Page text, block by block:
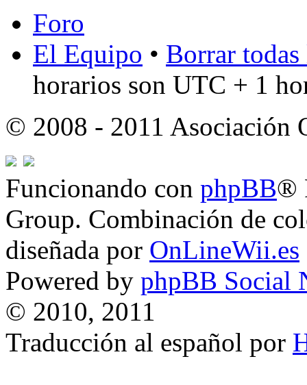
Foro
El Equipo • Borrar
horarios son UTC + 1
© 2008 - 2011 Asociación
Funcionando con phpBB®
Group. Combinación de
diseñada por OnLineWii.es
Powered by phpBB Social
© 2010, 2011
Traducción al español por